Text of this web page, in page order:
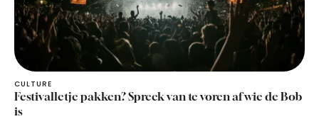
CULTURE
Festivalletje pakken? Spreek van te voren af wie de Bob
is